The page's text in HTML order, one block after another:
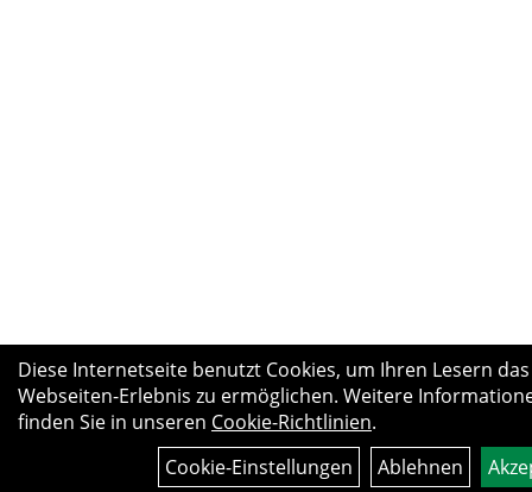
Diese Internetseite benutzt Cookies, um Ihren Lesern
Webseiten-Erlebnis zu ermöglichen. Weitere
finden Sie in unseren Cookie-Richtlinien.
Cookie-Einstellungen
Ablehnen